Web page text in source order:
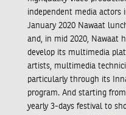
independent media actors
January 2020 Nawaat
and, in mid 2020, Nawaat
develop its multimedia
artists, multimedia
particularly through its
program. And starting
yearly 3-days festival to